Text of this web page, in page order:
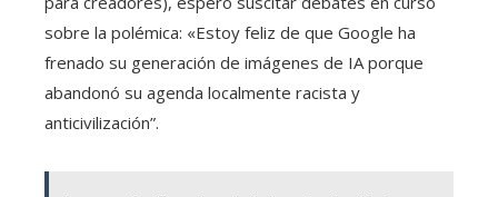
sobre la polémica: «Estoy feliz de que Google ha
frenado su generación de imágenes de IA porque
abandonó su agenda localmente racista y
anticivilización”.